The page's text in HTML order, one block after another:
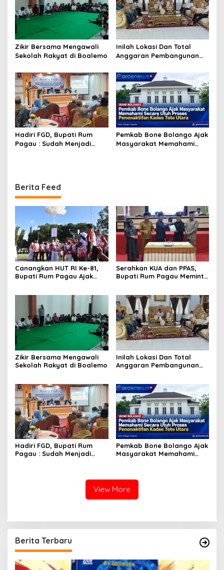
Zikir Bersama Mengawali
Sekolah Rakyat di Boalemo
Inilah Lokasi Dan Total
Anggaran Pembangunan
Hadiri FGD, Bupati Rum
Pagau : Sudah Menjadi
Pemkab Bone Bolango Ajak
Masyarakat Memahami
Berita Feed
Canangkan HUT RI Ke-81,
Bupati Rum Pagau Ajak
Serahkan KUA dan PPAS,
Bupati Rum Pagau Meminta
Zikir Bersama Mengawali
Sekolah Rakyat di Boalemo
Inilah Lokasi Dan Total
Anggaran Pembangunan
Hadiri FGD, Bupati Rum
Pagau : Sudah Menjadi
Pemkab Bone Bolango Ajak
Masyarakat Memahami
Utara
View More
Berita Terbaru